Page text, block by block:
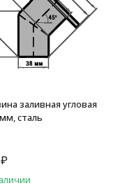
заливная угловая
сталь
₽